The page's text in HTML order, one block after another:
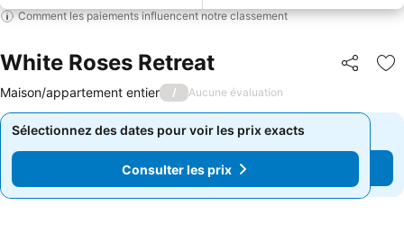
Comment les paiements influencent notre classement
White Roses Retreat Partager
Maison/appartement entier / Aucune évaluation
Sélectionnez des dates pour voir les prix exacts
Consulter les prix
Sélectionnez des dates pour voir les prix exacts
Consulter les prix